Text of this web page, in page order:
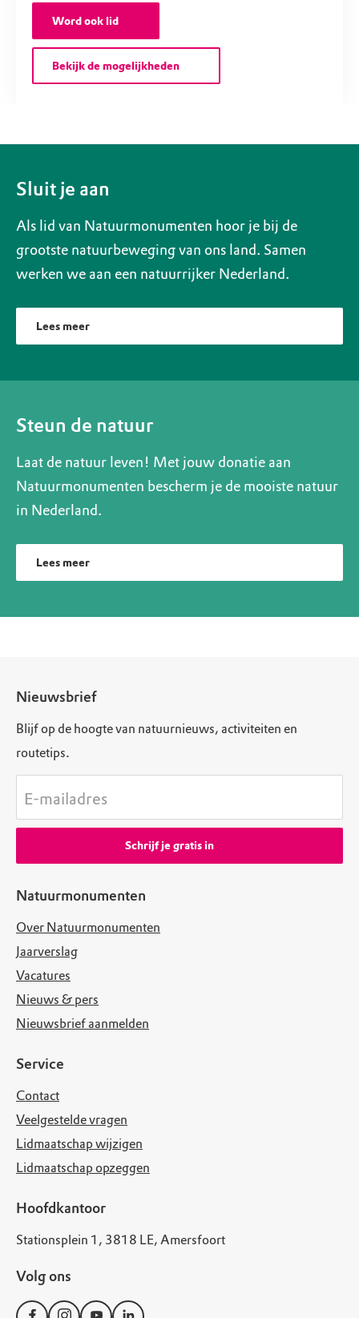
Word ook lid
Bekijk de mogelijkheden
Sluit je aan
Als lid van Natuurmonumenten hoor je bij de
grootste natuurbeweging van ons land. Samen
werken we aan een natuurrijker Nederland.
Lees meer
Steun de natuur
Laat de natuur leven! Met jouw donatie aan
Natuurmonumenten bescherm je de mooiste natuur
in Nederland.
Lees meer
Natuurmonumenten
Over Natuurmonumenten
Jaarverslag
Vacatures
Nieuws & pers
Nieuwsbrief aanmelden
Service
Contact
Veelgestelde vragen
Lidmaatschap wijzigen
Lidmaatschap opzeggen
Hoofdkantoor
Stationsplein 1, 3818 LE, Amersfoort
Volg ons
Nieuwsbrief
Blijf op de hoogte van natuurnieuws, activiteiten en
routetips.
E-mailadres
Schrijf je gratis in